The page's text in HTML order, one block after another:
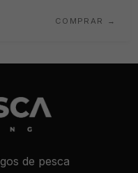
COMPRAR
de pesca